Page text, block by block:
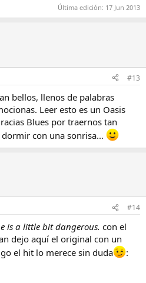
Última edición: 17 Jun 2013
#13
bellos, llenos de palabras
Leer esto es un Oasis
Blues por traernos tan
con una sonrisa...
#14
is a little bit dangerous. con el
dejo aquí el original con un
el hit lo merece sin duda
: